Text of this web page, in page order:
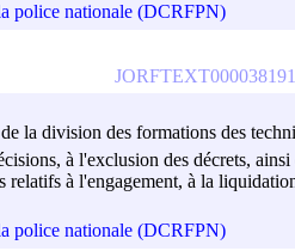
police nationale (DCRFPN)
la division des formations des
à l'exclusion des décrets,
à l'engagement, à la
police nationale (DCRFPN)